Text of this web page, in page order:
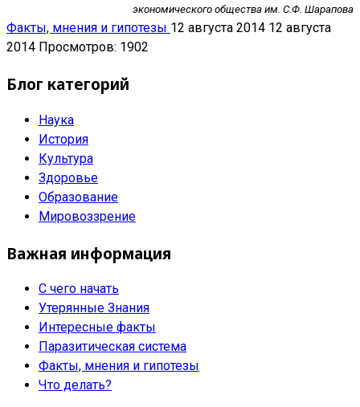
экономического общества им. С.Ф. Шарапова
Факты, мнения и гипотезы 12 августа 2014 12 августа
2014 Просмотров: 1902
Блог категорий
Наука
История
Культура
Здоровье
Образование
Мировоззрение
Важная информация
С чего начать
Утерянные Знания
Интересные факты
Паразитическая система
Факты, мнения и гипотезы
Что делать?